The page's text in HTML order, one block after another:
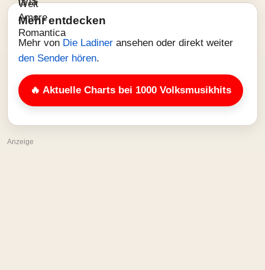
Mehr entdecken
Mehr von Die Ladiner ansehen oder direkt weiter
den Sender hören.
🔥 Aktuelle Charts bei 1000 Volksmusikhits
Anzeige